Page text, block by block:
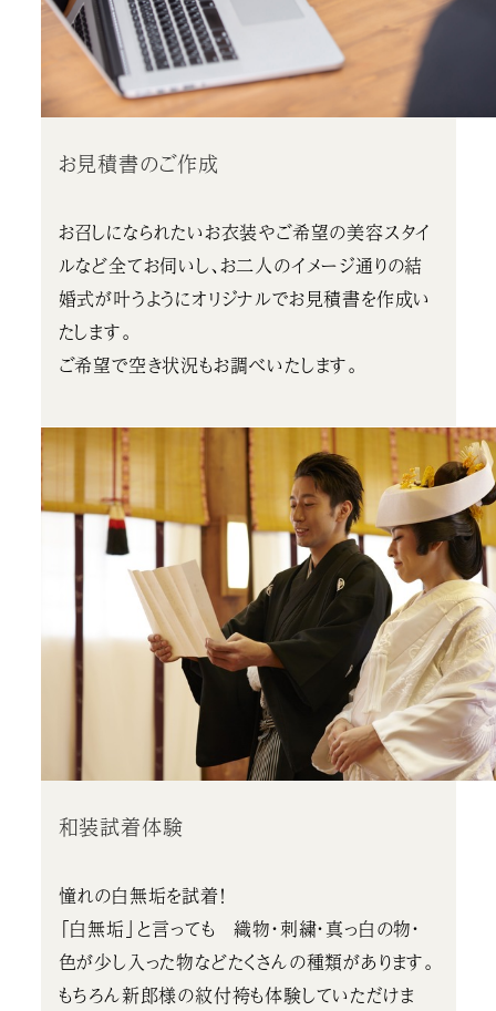
お見積書のご作成
お召しになられたいお衣装やご希望の美容スタイ
ルなど全てお伺いし、お二人のイメージ通りの結
婚式が叶うようにオリジナルでお見積書を作成い
たします。
ご希望で空き状況もお調べいたします。
和装試着体験
憧れの白無垢を試着！
「白無垢」と言っても 織物・刺繍・真っ白の物・
色が少し入った物などたくさんの種類があります。
もちろん新郎様の紋付袴も体験していただけま